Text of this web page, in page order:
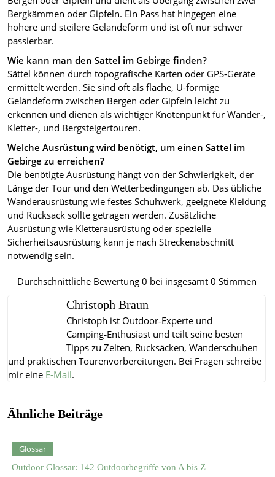
Bergkämmen oder Gipfeln. Ein Pass hat hingegen eine
höhere und steilere Geländeform und ist oft nur schwer
passierbar.
Wie kann man den Sattel im Gebirge finden?
Sättel können durch topografische Karten oder GPS-Geräte
ermittelt werden. Sie sind oft als flache, U-förmige
Geländeform zwischen Bergen oder Gipfeln leicht zu
erkennen und dienen als wichtiger Knotenpunkt für Wander-,
Kletter-, und Bergsteigertouren.
Welche Ausrüstung wird benötigt, um einen Sattel im
Gebirge zu erreichen?
Die benötigte Ausrüstung hängt von der Schwierigkeit, der
Länge der Tour und den Wetterbedingungen ab. Das übliche
Wanderausrüstung wie festes Schuhwerk, geeignete Kleidung
und Rucksack sollte getragen werden. Zusätzliche
Ausrüstung wie Kletterausrüstung oder spezielle
Sicherheitsausrüstung kann je nach Streckenabschnitt
notwendig sein.
Durchschnittliche Bewertung0 bei insgesamt0 Stimmen
Christoph Braun
Christoph ist Outdoor‑Experte und
Camping‑Enthusiast und teilt seine besten
Tipps zu Zelten, Rucksäcken, Wanderschuhen
und praktischen Tourenvorbereitungen. Bei Fragen schreibe
mir eine E-Mail.
Ähnliche Beiträge
Glossar
Outdoor Glossar: 142 Outdoorbegriffe von A bis Z